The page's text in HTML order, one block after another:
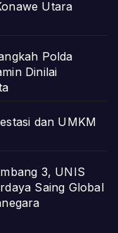
Utara
Polda
Dinilai
dan UMKM
3, UNIS
Saing Global